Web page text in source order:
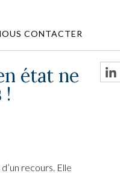
CONTACTER
état ne
!
recours. Elle